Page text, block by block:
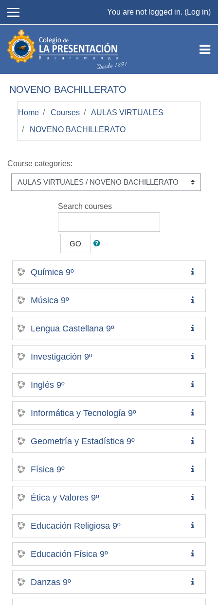
You are not logged in. (Log in)
NOVENO BACHILLERATO
Home Courses AULAS VIRTUALES
NOVENO BACHILLERATO
Course categories:
Search courses
GO
Química 9º
Música 9º
Lengua Castellana 9º
Investigación 9º
Inglés 9º
Informática y Tecnología 9º
Geometría y Estadística 9º
Física 9º
Ética y Valores 9º
Educación Religiosa 9º
Educación Física 9º
Danzas 9º